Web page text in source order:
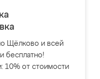
Щёлково и всей
бесплатно!
10% от стоимости